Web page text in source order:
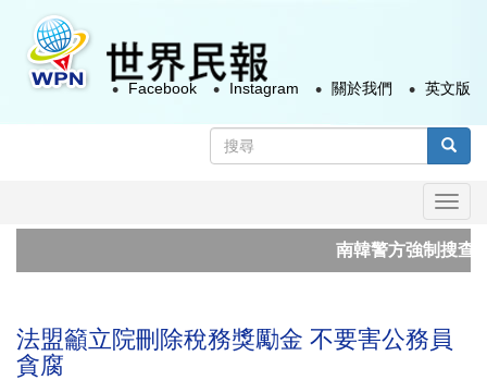
容
搜
尋
Facebook Instagram 關於我們 英文版
南韓警方強制搜查
法盟籲立院刪除稅務獎勵金 不要害公務員
貪腐